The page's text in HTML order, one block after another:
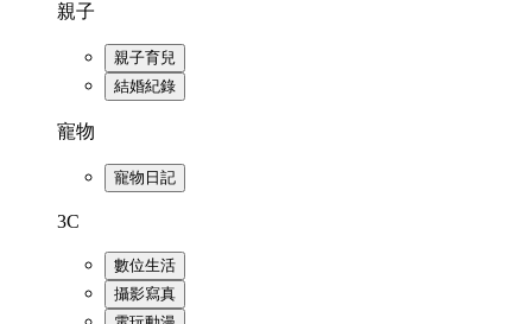
親子
親子育兒
結婚紀錄
寵物
寵物日記
3C
數位生活
攝影寫真